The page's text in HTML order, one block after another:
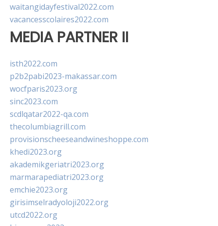
waitangidayfestival2022.com
vacancesscolaires2022.com
MEDIA PARTNER II
isth2022.com
p2b2pabi2023-makassar.com
wocfparis2023.org
sinc2023.com
scdlqatar2022-qa.com
thecolumbiagrill.com
provisionscheeseandwineshoppe.com
khedi2023.org
akademikgeriatri2023.org
marmarapediatri2023.org
emchie2023.org
girisimselradyoloji2022.org
utcd2022.org